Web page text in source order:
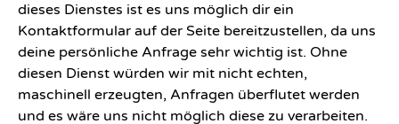
dieses Dienstes ist es uns möglich dir ein
Kontaktformular auf der Seite bereitzustellen, da uns
deine persönliche Anfrage sehr wichtig ist. Ohne
diesen Dienst würden wir mit nicht echten,
maschinell erzeugten, Anfragen überflutet werden
und es wäre uns nicht möglich diese zu verarbeiten.